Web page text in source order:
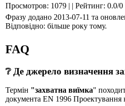
Просмотров: 1079 | | Рейтинг: 0.0/0
Фразу додано 2013-07-11 та
Відповідно: більше року тому.
FAQ
❔ Де джерело визначення
Термін "захватна виїмка"
документа EN 1996 Проектування